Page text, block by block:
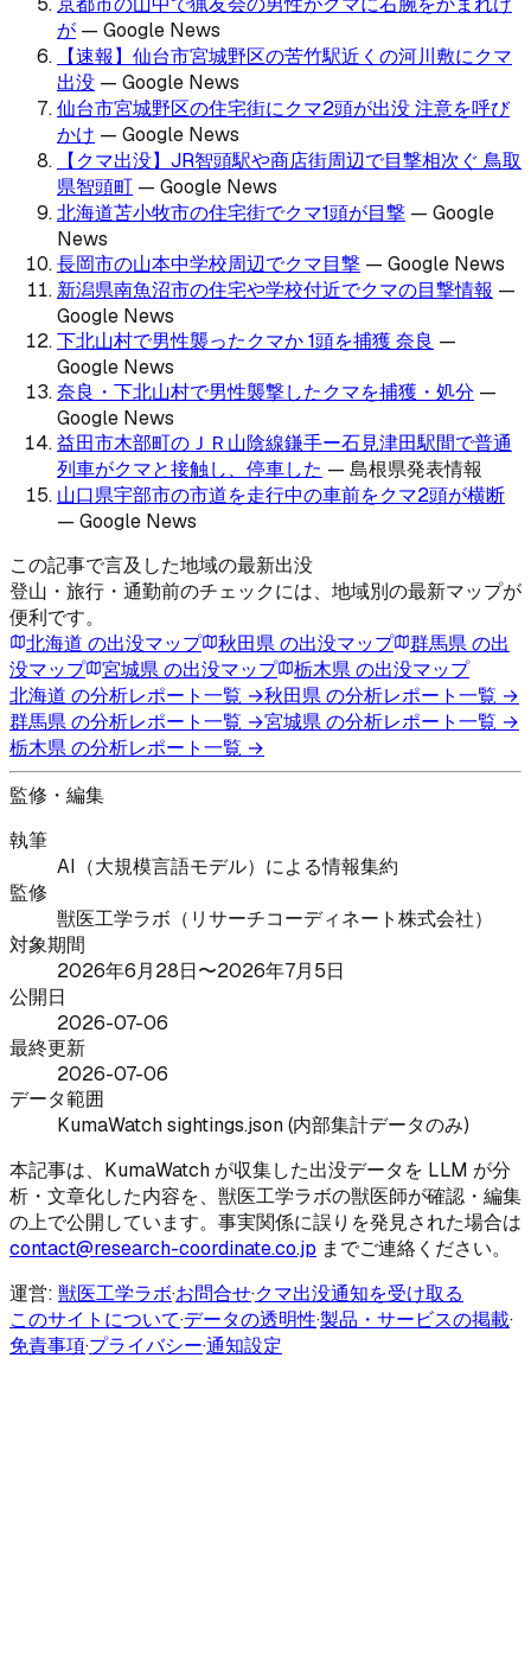
が — Google News
【速報】仙台市宮城野区の苦竹駅近くの河川敷にクマ
出没 — Google News
仙台市宮城野区の住宅街にクマ2頭が出没 注意を呼び
かけ — Google News
【クマ出没】JR智頭駅や商店街周辺で目撃相次ぐ 鳥取
県智頭町 — Google News
北海道苫小牧市の住宅街でクマ1頭が目撃 — Google
News
長岡市の山本中学校周辺でクマ目撃 — Google News
新潟県南魚沼市の住宅や学校付近でクマの目撃情報 —
Google News
下北山村で男性襲ったクマか 1頭を捕獲 奈良 —
Google News
奈良・下北山村で男性襲撃したクマを捕獲・処分 —
Google News
益田市木部町のＪＲ山陰線鎌手ー石見津田駅間で普通
列車がクマと接触し、停車した — 島根県発表情報
山口県宇部市の市道を走行中の車前をクマ2頭が横断
— Google News
この記事で言及した地域の最新出没
登山・旅行・通勤前のチェックには、地域別の最新マップが
便利です。
北海道 の出没マップ 秋田県の出没マップ 群馬県の出
没マップ
宮城県の出没マップ 栃木県の出没マップ
北海道 の分析レポート一覧 →秋田県の分析レポート一覧 →
群馬県の分析レポート一覧 →宮城県の分析レポート一覧 →
栃木県の分析レポート一覧 →
監修・編集
執筆
AI（大規模言語モデル）による情報集約
監修
獣医工学ラボ（リサーチコーディネート株式会社）
対象期間
2026年6月28日〜2026年7月5日
公開日
2026-07-06
最終更新
2026-07-06
データ範囲
KumaWatch sightings.json (内部集計データのみ)
本記事は、KumaWatch が収集した出没データを LLM が分
析・文章化した内容を、獣医工学ラボの獣医師が確認・編集
の上で公開しています。事実関係に誤りを発見された場合は
contact@research-coordinate.co.jp までご連絡ください。
運営: 獣医工学ラボ·お問合せ·クマ出没通知を受け取る
このサイトについて·データの透明性·製品・サービスの掲載·
免責事項·プライバシー·通知設定